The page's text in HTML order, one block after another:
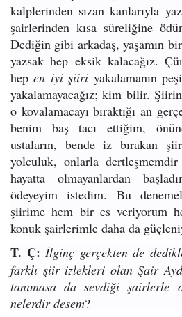
kalplerinden sızan kanlarıyla
şairlerinden kısa süreliğine
Dediğin gibi arkadaş, yaşamın
yazsak hep eksik kalacağız.
hepen iyi şiiri yakalamanın
yakalamayacağız; kim bilir.
o kovalamacayı bıraktığı an
benim baş tacı ettiğim,
ustaların, bende iz bırakan
yolculuk, onlarla
hayatta olmayanlardan
ödeyeyim istedim. Bu
şiirime hem bir es veriyorum
konuk şairlerimle daha da
T. Ç: İlginç gerçekten de
farklı şiir izlekleri olan Şair
tanımasa da sevdiği şairlerle
nelerdir desem?